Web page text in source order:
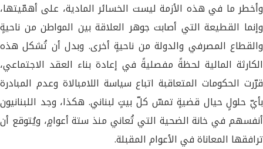
وأخطر ما في هذه الأزمة ليست الخسائر المادية، على أهمّيتها،
وإنما القطيعة التي أصابت جوهر العلاقة بين المواطن من ناحيةٍ
والقطاع المصرفي والدولة من ناحيةٍ أخرى. وبدل أن تُشكل هذه
الكارثة المالية لحظةً مفصليةً في إعادة بناء العقد الاجتماعي،
قرّرت الحكومات المتعاقبة اتباع سياسة اللامبالاة وعدم المبادرة
بأيّ حلولٍ حيال قضيةٍ تمسّ كلّ بيتٍ لبناني. هكذا، وجد اللبنانيون
أنفسهم في خانة الضحية التي تُعاني منذ ستة أعوامٍ، ويُتوقع أن
ترافقها المعاناة في الأعوام المقبلة.